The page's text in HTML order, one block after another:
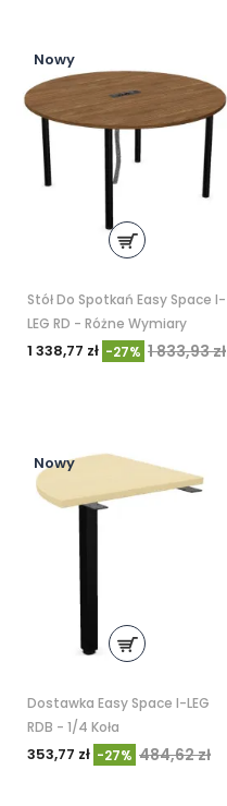
Nowy
Stół Do Spotkań Easy Space I-
LEG RD - Różne Wymiary
1 338,77 zł -27% 1 833,93 zł
Nowy
Dostawka Easy Space I-LEG
RDB - 1/4 Koła
353,77 zł -27% 484,62 zł